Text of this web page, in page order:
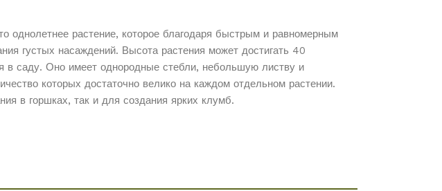
однолетнее растение, которое благодаря быстрым и равномерным
густых насаждений. Высота растения может достигать 40
в саду. Оно имеет однородные стебли, небольшую листву и
которых достаточно велико на каждом отдельном растении.
в горшках, так и для создания ярких клумб.